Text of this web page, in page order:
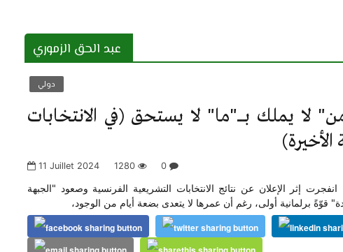
دولي
لا يملك بـــــ"ما" لا يستحق (في الانتخابات
الأخيرة)
11 Juillet 2024 1280 0
إثر الإعلان عن نتائج الانتخابات التشريعية الفرنسية وصعود "الجبهة
قوّةً برلمانية أولى، رغم أن عمرها لا يتعدى بضعة أيام من الوجود،